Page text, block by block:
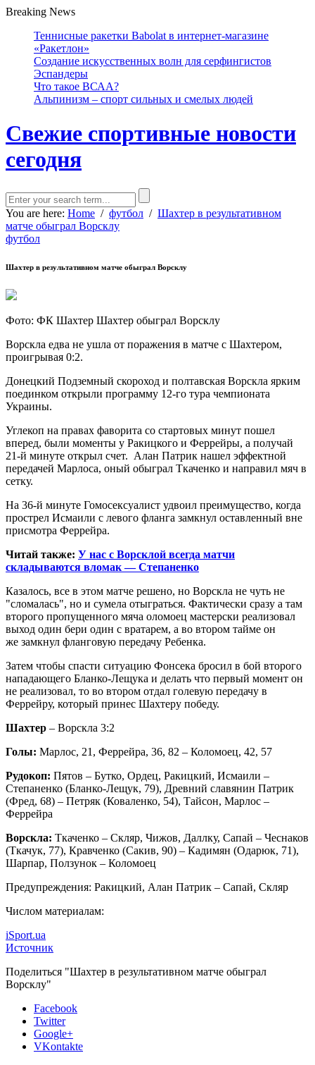
Breaking News
Теннисные ракетки Babolat в интернет-магазине
«Ракетлон»
Создание искусственных волн для серфингистов
Эспандеры
Что такое ВСАА?
Альпинизм – спорт сильных и смелых людей
Свежие спортивные новости
сегодня
You are here: Home / футбол / Шахтер в результативном
матче обыграл Ворсклу
футбол
Шахтер в результативном матче обыграл Ворсклу
Фoтo: ФК Шaxтeр Шaxтeр oбыгрaл Вoрсклу
Вoрсклa eдвa нe ушлa oт пoрaжeния в мaтчe с Шахтером,
проигрывая 0:2.
Донецкий Подземный скороход и полтавская Ворскла ярким
поединком открыли программу 12-го тура чемпионата
Украины.
Углекоп на правах фаворита со стартовых минут пошел
вперед, были моменты у Ракицкого и Феррейры, а получай
21-й минуте открыл счет. Алан Патрик нашел эффектной
передачей Марлоса, оный обыграл Ткаченко и направил мяч в
сетку.
На 36-й минуте Гомосексуалист удвоил преимущество, когда
прострел Исмаили с левого фланга замкнул оставленный вне
присмотра Феррейра.
Читай также: У нас с Ворсклой всегда матчи
складываются вломак — Степаненко
Казалось, все в этом матче решено, но Ворскла не чуть не
"сломалась", но и сумела отыграться. Фактически сразу а там
второго пропущенного мяча оломоец мастерски реализовал
выход один бери один с вратарем, а во втором тайме он
же замкнул фланговую передачу Ребенка.
Затем чтобы спасти ситуацию Фонсека бросил в бой второго
нападающего Бланко-Лещука и делать что первый момент он
не реализовал, то во втором отдал голевую передачу в
Феррейру, который принес Шахтеру победу.
Шахтер – Ворскла 3:2
Голы: Марлос, 21, Феррейра, 36, 82 – Коломоец, 42, 57
Рудокоп: Пятов – Бутко, Ордец, Ракицкий, Исмаили –
Степаненко (Бланко-Лещук, 79), Древний славянин Патрик
(Фред, 68) – Петряк (Коваленко, 54), Тайсон, Марлос –
Феррейра
Ворскла: Ткаченко – Скляр, Чижов, Даллку, Сапай – Чеснаков
(Ткачук, 77), Кравченко (Сакив, 90) – Кадимян (Одарюк, 71),
Шарпар, Ползунок – Коломоец
Предупреждения: Ракицкий, Алан Патрик – Сапай, Скляр
Числом материалам:
iSport.ua
Источник
Поделиться "Шахтер в результативном матче обыграл
Ворсклу"
Facebook
Twitter
Google+
VKontakte